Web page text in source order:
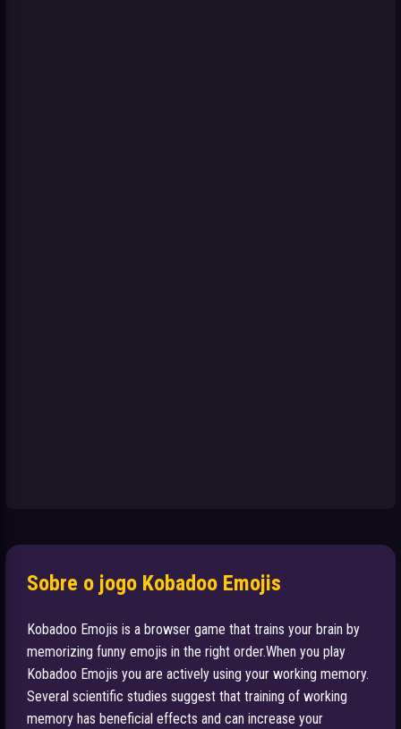
Sobre o jogo Kobadoo Emojis
Kobadoo Emojis is a browser game that trains your brain by
memorizing funny emojis in the right order.When you play
Kobadoo Emojis you are actively using your working memory.
Several scientific studies suggest that training of working
memory has beneficial effects and can increase your